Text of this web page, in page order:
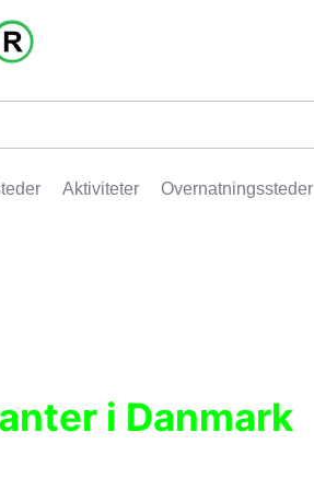
Aktiviteter Overnatningssteder
i Danmark